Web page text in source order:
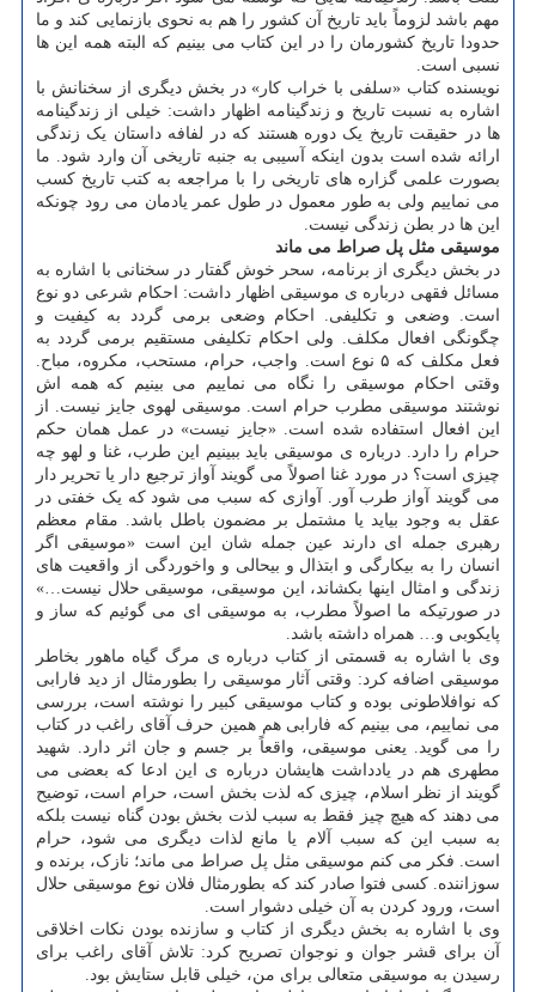
مهم باشد لزوماً باید تاریخ آن کشور را هم به نحوی بازنمایی کند و ما
حدودا تاریخ کشورمان را در این کتاب می بینیم که البته همه این ها
نسبی است.
نویسنده کتاب «سلفی با خراب کار» در بخش دیگری از سخنانش با
اشاره به نسبت تاریخ و زندگینامه اظهار داشت: خیلی از زندگینامه
ها در حقیقت تاریخ یک دوره هستند که در لفافه داستان یک زندگی
ارائه شده است بدون اینکه آسیبی به جنبه تاریخی آن وارد شود. ما
بصورت علمی گزاره های تاریخی را با مراجعه به کتب تاریخ کسب
می نماییم ولی به طور معمول در طول عمر یادمان می رود چونکه
این ها در بطن زندگی نیست.
موسیقی مثل پل صراط می ماند
در بخش دیگری از برنامه، سحر خوش گفتار در سخنانی با اشاره به
مسائل فقهی درباره ی موسیقی اظهار داشت: احکام شرعی دو نوع
است. وضعی و تکلیفی. احکام وضعی برمی گردد به کیفیت و
چگونگی افعال مکلف. ولی احکام تکلیفی مستقیم برمی گردد به
فعل مکلف که ۵ نوع است. واجب، حرام، مستحب، مکروه، مباح.
وقتی احکام موسیقی را نگاه می نماییم می بینیم که همه اش
نوشتند موسیقی مطرب حرام است. موسیقی لهوی جایز نیست. از
این افعال استفاده شده است. «جایز نیست» در عمل همان حکم
حرام را دارد. درباره ی موسیقی باید ببینیم این طرب، غنا و لهو چه
چیزی است؟ در مورد غنا اصولاً می گویند آواز ترجیع دار یا تحریر دار
می گویند آواز طرب آور. آوازی که سبب می شود که یک خفتی در
عقل به وجود بیاید یا مشتمل بر مضمون باطل باشد. مقام معظم
رهبری جمله ای دارند عین جمله شان این است «موسیقی اگر
انسان را به بیکارگی و ابتذال و بی‏حالی و واخوردگی از واقعیت های
زندگی و امثال اینها بکشاند، این موسیقی، موسیقی حلال نیست…»
در صورتیکه ما اصولاً مطرب، به موسیقی ای می گوئیم که ساز و
پایکوبی و… همراه داشته باشد.
وی با اشاره به قسمتی از کتاب درباره ی مرگ گیاه ماهور بخاطر
موسیقی اضافه کرد: وقتی آثار موسیقی را بطورمثال از دید فارابی
که نوافلاطونی بوده و کتاب موسیقی کبیر را نوشته است، بررسی
می نماییم، می بینیم که فارابی هم همین حرف آقای راغب در کتاب
را می گوید. یعنی موسیقی، واقعاً بر جسم و جان اثر دارد. شهید
مطهری هم در یادداشت هایشان درباره ی این ادعا که بعضی می
گویند از نظر اسلام، چیزی که لذت بخش است، حرام است، توضیح
می دهند که هیچ چیز فقط به سبب لذت بخش بودن گناه نیست بلکه
به سبب این که سبب آلام یا مانع لذات دیگری می شود، حرام
است. فکر می کنم موسیقی مثل پل صراط می ماند؛ نازک، برنده و
سوزاننده. کسی فتوا صادر کند که بطورمثال فلان نوع موسیقی حلال
است، ورود کردن به آن خیلی دشوار است.
وی با اشاره به بخش دیگری از کتاب و سازنده بودن نکات اخلاقی
آن برای قشر جوان و نوجوان تصریح کرد: تلاش آقای راغب برای
رسیدن به موسیقی متعالی برای من، خیلی قابل ستایش بود.